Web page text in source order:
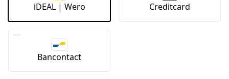
iDEAL | Wero Creditcard
Bancontact